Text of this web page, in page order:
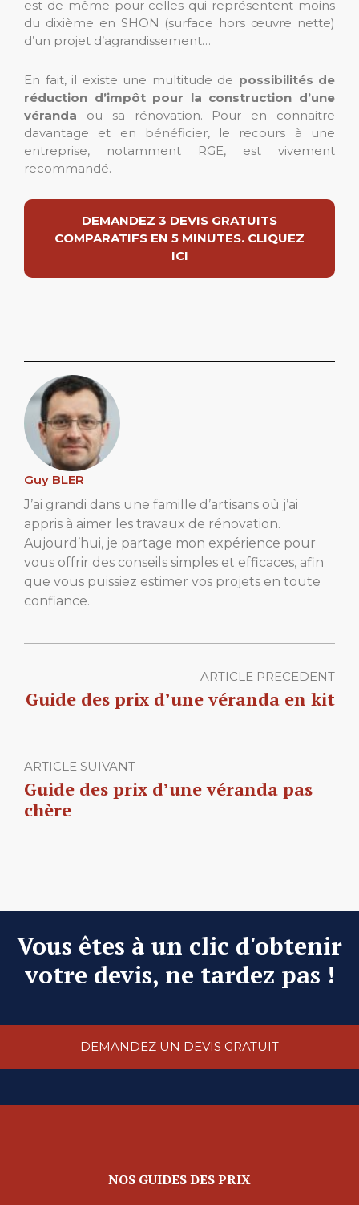
est de même pour celles qui représentent moins
du dixième en SHON (surface hors œuvre nette)
d’un projet d’agrandissement…
En fait, il existe une multitude de possibilités de
réduction d’impôt pour la construction d’une
véranda ou sa rénovation. Pour en connaitre
davantage et en bénéficier, le recours à une
entreprise, notamment RGE, est vivement
recommandé.
DEMANDEZ 3 DEVIS GRATUITS
COMPARATIFS EN 5 MINUTES. CLIQUEZ
ICI
Guy BLER
J’ai grandi dans une famille d’artisans où j’ai
appris à aimer les travaux de rénovation.
Aujourd’hui, je partage mon expérience pour
vous offrir des conseils simples et efficaces, afin
que vous puissiez estimer vos projets en toute
confiance.
ARTICLE PRECEDENT
Guide des prix d’une véranda en kit
ARTICLE SUIVANT
Guide des prix d’une véranda pas
chère
Vous êtes à un clic d'obtenir
votre devis, ne tardez pas !
DEMANDEZ UN DEVIS GRATUIT
NOS GUIDES DES PRIX